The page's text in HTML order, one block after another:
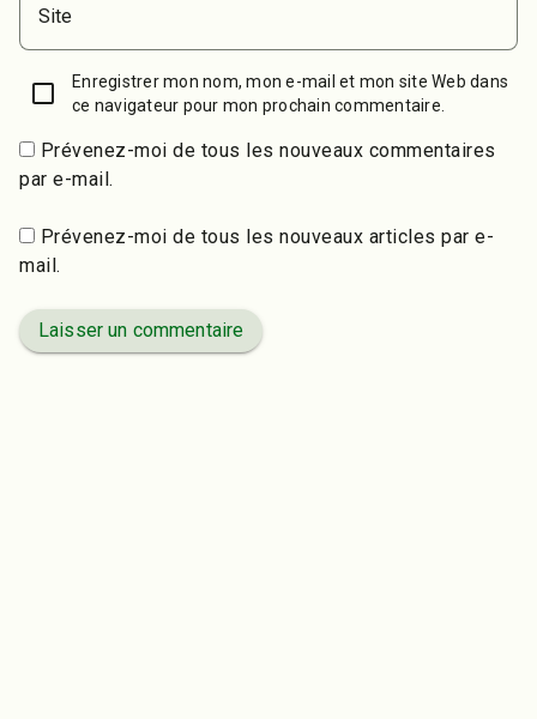
Site
Enregistrer mon nom, mon e-mail et mon site Web dans
ce navigateur pour mon prochain commentaire.
Prévenez-moi de tous les nouveaux commentaires
par e-mail.
Prévenez-moi de tous les nouveaux articles par e-
mail.
Laisser un commentaire